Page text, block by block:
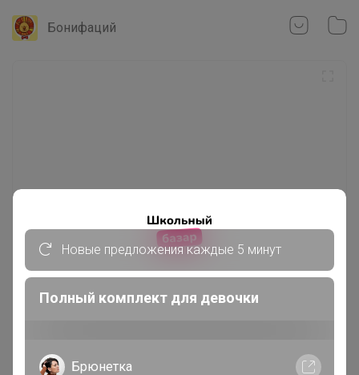
Бонифаций
Новые предложения каждые 5 минут
Полный комплект для девочки
Брюнетка